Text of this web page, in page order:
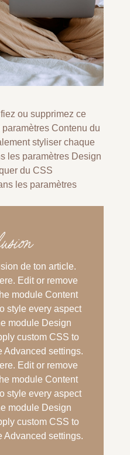
ou supprimez ce
Contenu du
styliser chaque
les paramètres Design
du CSS
les paramètres
de ton article.
Edit or remove
module Content
style every aspect
module Design
custom CSS to
Advanced settings.
Edit or remove
module Content
style every aspect
module Design
custom CSS to
Advanced settings.